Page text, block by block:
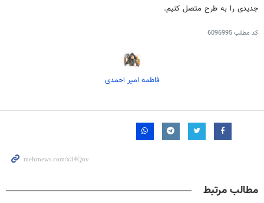
جدیدی را به طرح متصل کنیم.
کد مطلب6096995
فاطمه امیر احمدی
مطالب مرتبط